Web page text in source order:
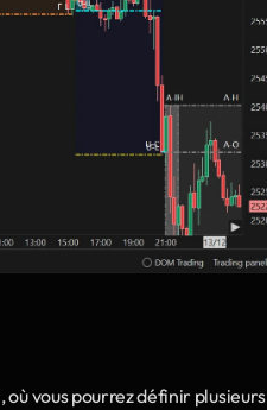
vous pourrez définir plusieurs